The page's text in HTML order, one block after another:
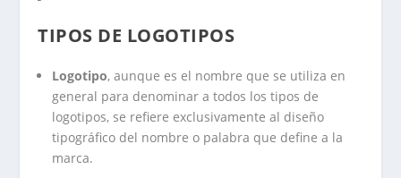
TIPOS DE LOGOTIPOS
Logotipo, aunque es el nombre que se utiliza en
general para denominar a todos los tipos de
logotipos, se refiere exclusivamente al diseño
tipográfico del nombre o palabra que define a la
marca.